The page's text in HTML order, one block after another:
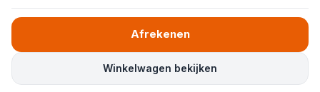
Winkelwagen bekijken
Afrekenen